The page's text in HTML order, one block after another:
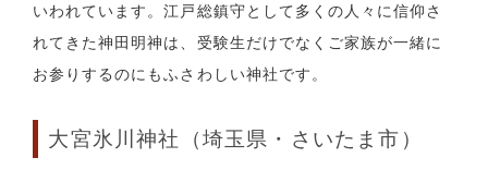
いわれています。江戸総鎮守として多くの人々に信仰さ
れてきた神田明神は、受験生だけでなくご家族が一緒に
お参りするのにもふさわしい神社です。
大宮氷川神社（埼玉県・さいたま市）